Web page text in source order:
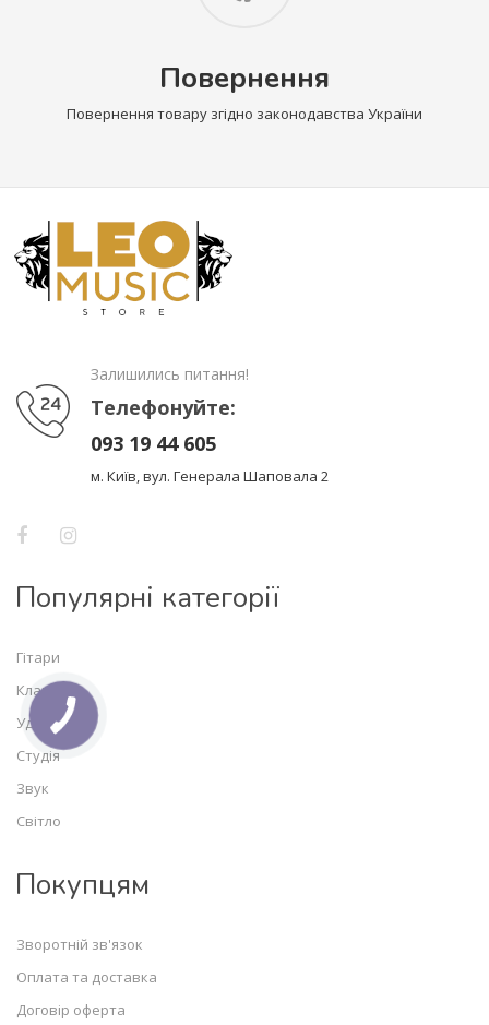
Повернення
Повернення товару згідно законодавства України
Залишились питання!
Телефонуйте:
093 19 44 605
м. Київ, вул. Генерала Шаповала 2
Популярні категорії
Гітари
Клавішні
Ударні
Студія
Звук
Світло
Покупцям
Зворотній зв'язок
Оплата та доставка
Договір оферта